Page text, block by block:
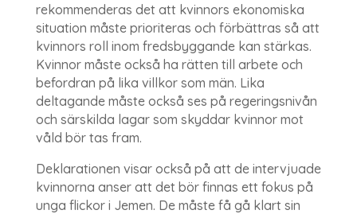
rekommenderas det att kvinnors ekonomiska
situation måste prioriteras och förbättras så att
kvinnors roll inom fredsbyggande kan stärkas.
Kvinnor måste också ha rätten till arbete och
befordran på lika villkor som män. Lika
deltagande måste också ses på regeringsnivån
och särskilda lagar som skyddar kvinnor mot
våld bör tas fram.
Deklarationen visar också på att de intervjuade
kvinnorna anser att det bör finnas ett fokus på
unga flickor i Jemen. De måste få gå klart sin